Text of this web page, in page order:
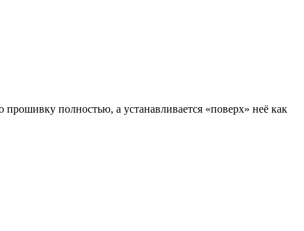
полностью, а устанавливается «поверх» неё как